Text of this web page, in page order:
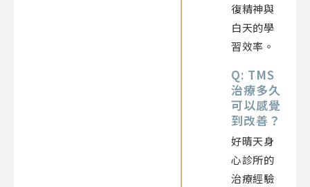
復精神與
白天的學
習效率。
Q: TMS
治療多久
可以感覺
到改善？
好晴天身
心診所的
治療經驗